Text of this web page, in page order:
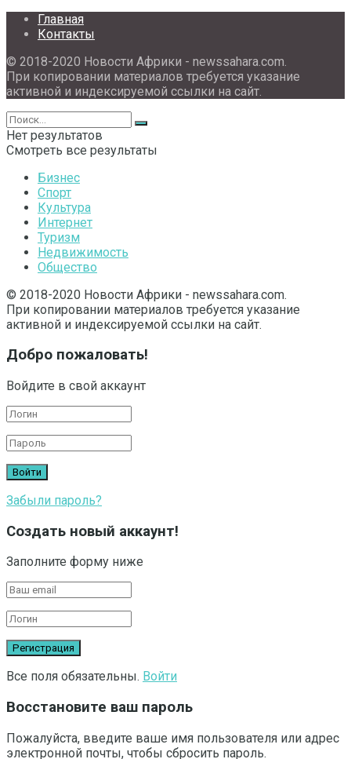
Главная
Контакты
© 2018-2020 Новости Африки - newssahara.com.
При копировании материалов требуется указание
активной и индексируемой ссылки на сайт.
Нет результатов
Смотреть все результаты
Бизнес
Спорт
Культура
Интернет
Туризм
Недвижимость
Общество
© 2018-2020 Новости Африки - newssahara.com.
При копировании материалов требуется указание
активной и индексируемой ссылки на сайт.
Добро пожаловать!
Войдите в свой аккаунт
Забыли пароль?
Создать новый аккаунт!
Заполните форму ниже
Все поля обязательны. Войти
Восстановите ваш пароль
Пожалуйста, введите ваше имя пользователя или адрес
электронной почты, чтобы сбросить пароль.